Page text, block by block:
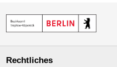
Rechtliches